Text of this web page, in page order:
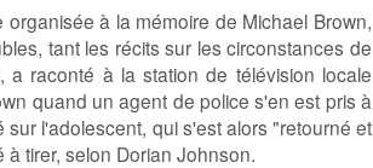
à la mémoire de Michael Brown,
tant les récits sur les circonstances de
raconté à la station de télévision locale
quand un agent de police s'en est pris à
l'adolescent, qui s'est alors "retourné et
tirer, selon Dorian Johnson.